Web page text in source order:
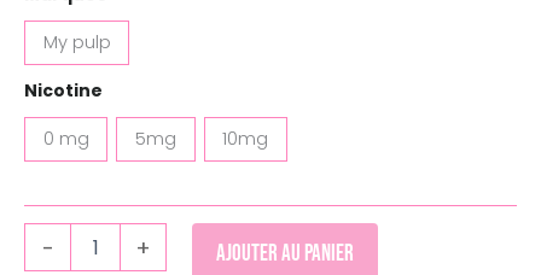
My pulp
Nicotine
0 mg 5mg 10mg
- + Ajouter au panier